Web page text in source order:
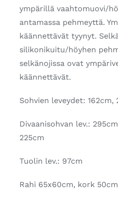
ympärillä vaahtomuovi/
antamassa pehmeyttä.
käännettävät tyynyt.
silikonikuitu/höyhen
selkänojissa ovat
käännettävät.
Sohvien leveydet: 162cm,
Divaanisohvan lev.:
225cm
Tuolin lev.: 97cm
Rahi 65x60cm, kork 50cm